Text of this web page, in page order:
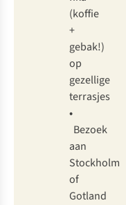
(koffie
+
gebak!)
op
gezellige
terrasjes
•
Bezoek
aan
Stockholm
of
Gotland